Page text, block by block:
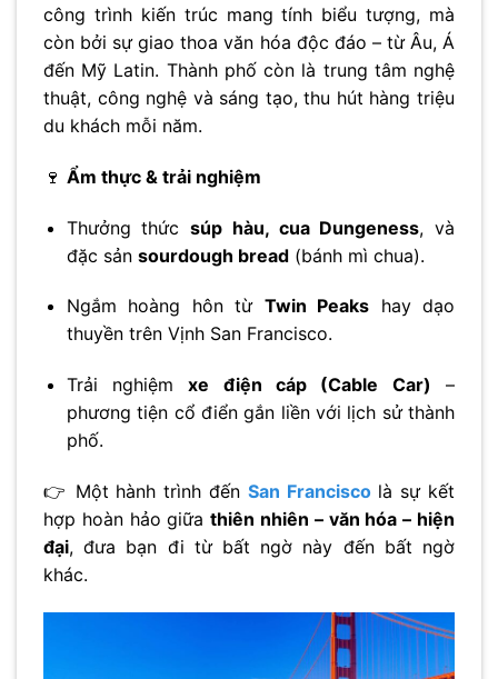
công trình kiến trúc mang tính biểu tượng, mà
còn bởi sự giao thoa văn hóa độc đáo – từ Âu, Á
đến Mỹ Latin. Thành phố còn là trung tâm nghệ
thuật, công nghệ và sáng tạo, thu hút hàng triệu
du khách mỗi năm.
🍷 Ẩm thực & trải nghiệm
Thưởng thứcsúp hàu, cua Dungeness, và
đặc sản sourdough bread(bánh mì chua).
Ngắm hoàng hôn từ Twin Peaks hay dạo
thuyền trên Vịnh San Francisco.
Trải nghiệmxe điện cáp (Cable Car) –
phương tiện cổ điển gắn liền với lịch sử thành
phố.
👉 Một hành trình đến San Franciscolà sự kết
hợp hoàn hảo giữathiên nhiên – văn hóa – hiện
đại, đưa bạn đi từ bất ngờ này đến bất ngờ
khác.